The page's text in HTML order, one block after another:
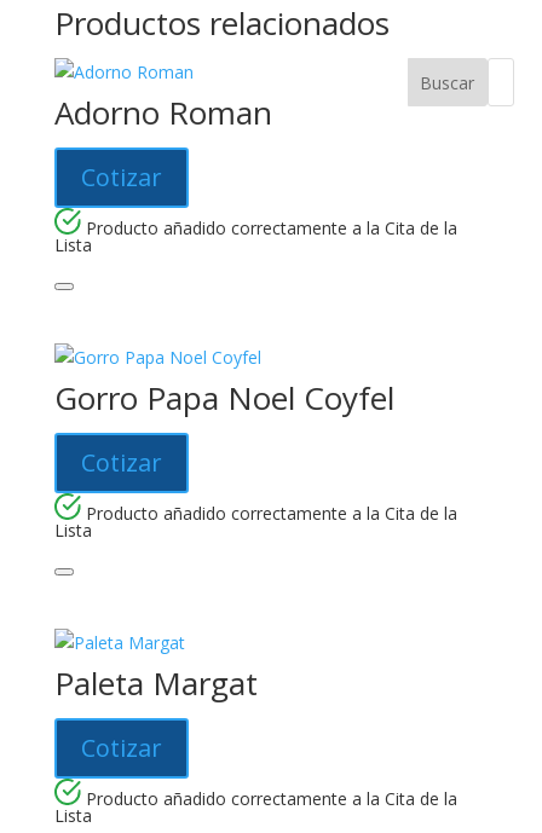
Productos relacionados
Adorno Roman
Cotizar
Producto añadido correctamente a la Cita de la
Lista
Gorro Papa Noel Coyfel
Cotizar
Producto añadido correctamente a la Cita de la
Lista
Paleta Margat
Cotizar
Producto añadido correctamente a la Cita de la
Lista
Buscar